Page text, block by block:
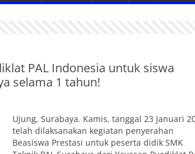
PAL Indonesia untuk siswa
selama 1 tahun!
Ujung, Surabaya. Kamis, tanggal 23 Januari
telah dilaksanakan kegiatan penyerahan
Beasiswa Prestasi untuk peserta didik SMK